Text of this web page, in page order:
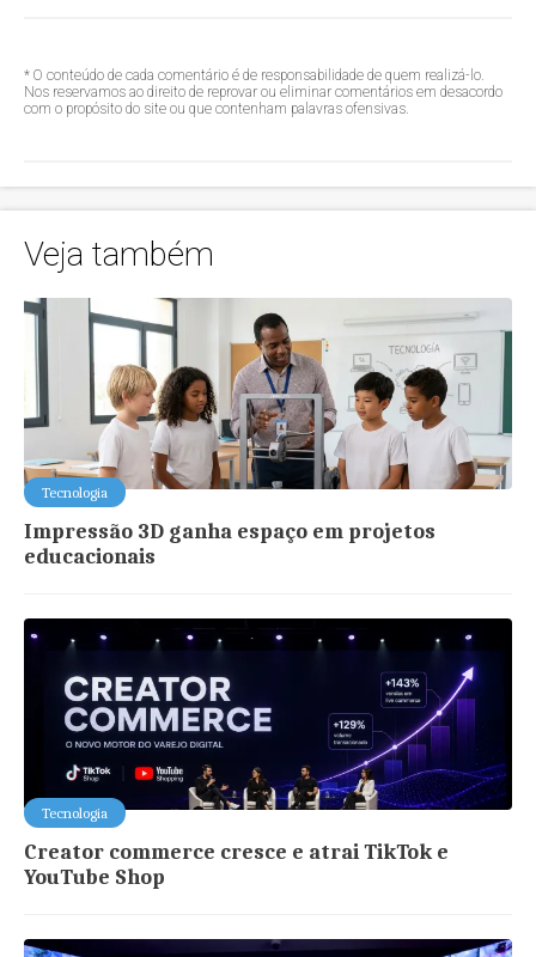
* O conteúdo de cada comentário é de responsabilidade de quem realizá-lo.
Nos reservamos ao direito de reprovar ou eliminar comentários em desacordo
com o propósito do site ou que contenham palavras ofensivas.
Veja também
Tecnologia
Impressão 3D ganha espaço em projetos
educacionais
Tecnologia
Creator commerce cresce e atrai TikTok e
YouTube Shop